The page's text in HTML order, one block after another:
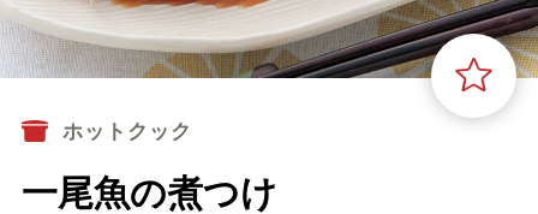
ホットクック
一尾魚の煮つけ